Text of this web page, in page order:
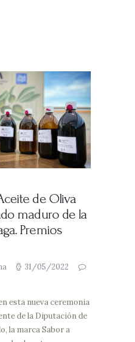
de Oliva
maduro de la
Premios
31/05/2022
esta nueva ceremonia
de la Diputación de
la marca Sabor a